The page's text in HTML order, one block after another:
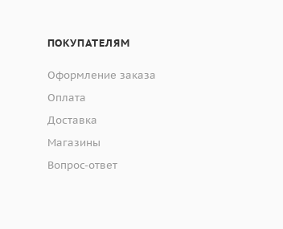
ПОКУПАТЕЛЯМ
Оформление заказа
Оплата
Доставка
Магазины
Вопрос-ответ